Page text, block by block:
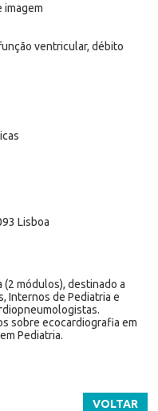
imagem
ventricular, débito
Lisboa
(2 módulos), destinado a
Internos de Pediatria e
sobre ecocardiografia em
Pediatria.
VOLTAR